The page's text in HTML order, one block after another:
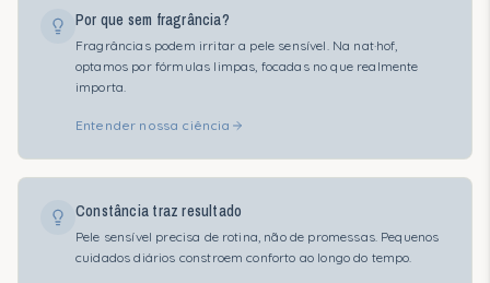
Por que sem fragrância?
Fragrâncias podem irritar a pele sensível. Na nat·hof,
optamos por fórmulas limpas, focadas no que realmente
importa.
Entender nossa ciência
Constância traz resultado
Pele sensível precisa de rotina, não de promessas. Pequenos
cuidados diários constroem conforto ao longo do tempo.